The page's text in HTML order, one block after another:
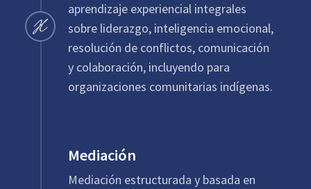
aprendizaje experiencial integrales
sobre liderazgo, inteligencia emocional,
resolución de conflictos, comunicación
y colaboración, incluyendo para
organizaciones comunitarias indígenas.
Mediación
Mediación estructurada y basada en